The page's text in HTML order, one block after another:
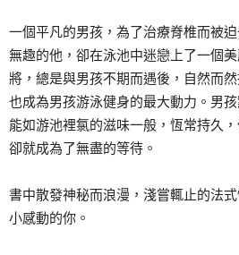
一個平凡的男孩，為了治療脊椎而被
無趣的他，卻在泳池中迷戀上了一個
將，總是與男孩不期而遇後，自然而
也成為男孩游泳健身的最大動力。男
能如游池裡氯的滋味一般，恆常持久
卻就成為了無盡的等待。
書中散發神秘而浪漫，淺嘗輒止的法
小感動的你。